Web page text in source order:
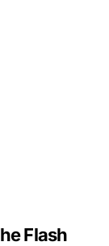
Flash